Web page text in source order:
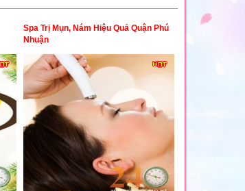
Spa Trị Mụn, Nám Hiệu Quả Quận Phú
Nhuận